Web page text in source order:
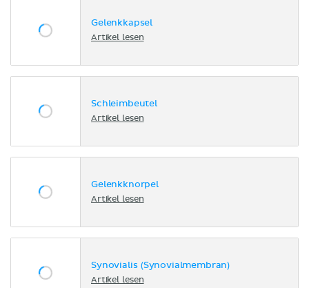
Gelenkkapsel
Artikel lesen
Schleimbeutel
Artikel lesen
Gelenkknorpel
Artikel lesen
Synovialis (Synovialmembran)
Artikel lesen